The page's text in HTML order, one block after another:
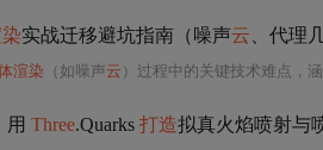
染实战迁移避坑指南（噪声云 、代理
渲染 （如噪声云 ）过程中的关键技术难点，涵盖
用 Three.Quarks 打造拟真火焰喷射与